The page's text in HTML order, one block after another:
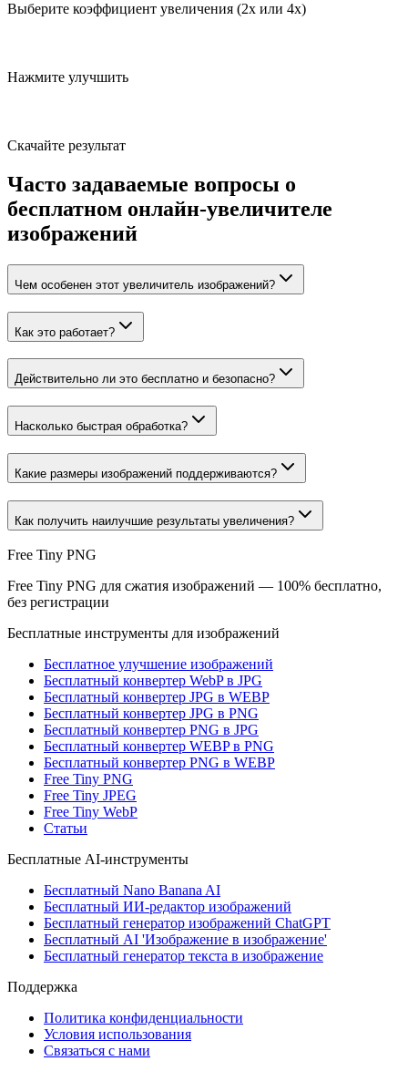
Выберите коэффициент увеличения (2x или 4x)
Нажмите улучшить
Скачайте результат
Часто задаваемые вопросы о
бесплатном онлайн-увеличителе
изображений
Чем особенен этот увеличитель изображений?
Как это работает?
Действительно ли это бесплатно и безопасно?
Насколько быстрая обработка?
Какие размеры изображений поддерживаются?
Как получить наилучшие результаты увеличения?
Free Tiny PNG
Free Tiny PNG для сжатия изображений — 100% бесплатно,
без регистрации
Бесплатные инструменты для изображений
Бесплатное улучшение изображений
Бесплатный конвертер WebP в JPG
Бесплатный конвертер JPG в WEBP
Бесплатный конвертер JPG в PNG
Бесплатный конвертер PNG в JPG
Бесплатный конвертер WEBP в PNG
Бесплатный конвертер PNG в WEBP
Free Tiny PNG
Free Tiny JPEG
Free Tiny WebP
Статьи
Бесплатные AI-инструменты
Бесплатный Nano Banana AI
Бесплатный ИИ-редактор изображений
Бесплатный генератор изображений ChatGPT
Бесплатный AI 'Изображение в изображение'
Бесплатный генератор текста в изображение
Поддержка
Политика конфиденциальности
Условия использования
Связаться с нами